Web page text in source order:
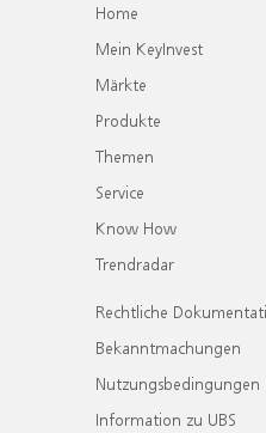
Home
Mein KeyInvest
Märkte
Produkte
Themen
Service
Know How
Trendradar
Rechtliche
Bekanntmachungen
Nutzungsbedingungen
Information zu UBS